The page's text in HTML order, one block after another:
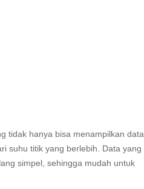
tidak hanya bisa menampilkan data
suhu titik yang berlebih. Data yang
simpel, sehingga mudah untuk